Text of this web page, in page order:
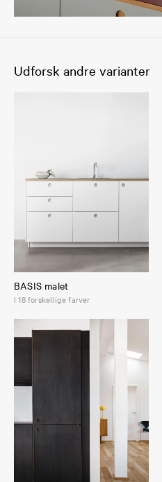
Udforsk andre varianter
BASIS malet
I 18 forskellige farver